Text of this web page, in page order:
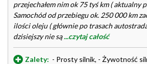
przejechałem nim ok 75 tyś km ( aktualny
Samochód od przebiegu ok. 250 000 km
ilości oleju ( głównie po trasach
dzisiejszy nie są...czytaj całość
Zalety: - Prosty silnik, - Żywotność